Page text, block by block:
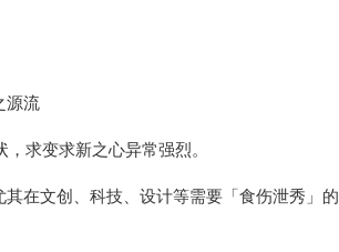
源流
求变求新之心异常强烈。
在文创、科技、设计等需要「食伤泄秀」的